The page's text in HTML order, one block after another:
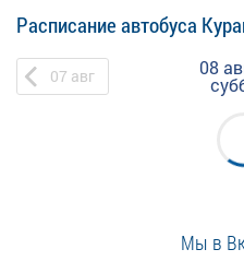
Расписание автобуса
07 авг 08
Мы в